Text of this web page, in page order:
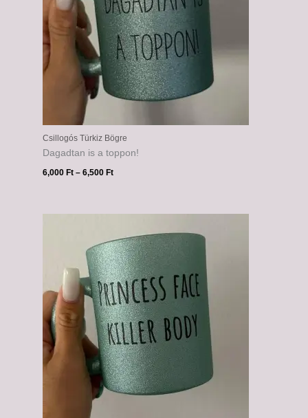
Csillogós Türkiz Bögre
Dagadtan is a toppon!
6,000 Ft – 6,500 Ft
6,500 Ft